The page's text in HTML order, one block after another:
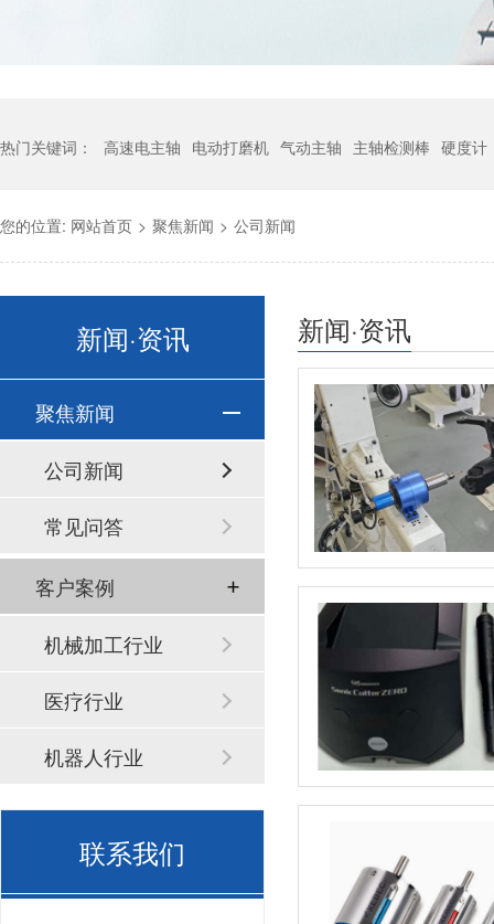
热门关键词： 高速电主轴 电动打磨机 气动主轴 主轴检测棒 硬度计
您的位置: 网站首页 > 聚焦新闻 > 公司新闻
新闻·资讯
新闻·资讯
聚焦新闻
公司新闻
常见问答
客户案例
机械加工行业
医疗行业
机器人行业
联系我们